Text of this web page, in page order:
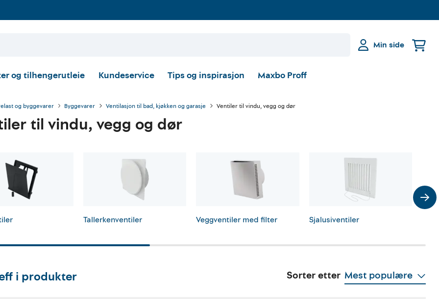
Min side
og tilhengerutleie Kundeservice Tips og inspirasjon Maxbo Proff
og byggevarer Byggevarer Ventilasjon til bad, kjøkken og garasje Ventiler til vindu, vegg og dør
til vindu, vegg og dør
Tallerkenventiler Veggventiler med filter Sjalusiventiler
i produkter Sorter etter Mest populære